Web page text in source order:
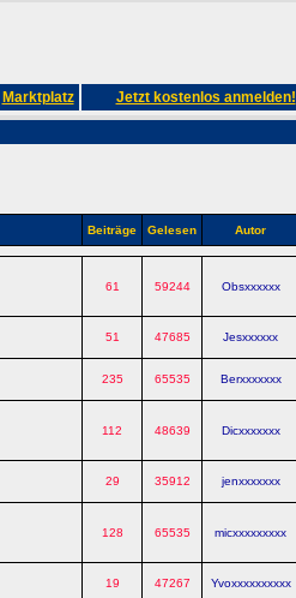
Marktplatz Jetzt kostenlos anmelden!
Beiträge Gelesen Autor
61 59244 Obsxxxxxx
51 47685 Jesxxxxxx
235 65535 Berxxxxxxx
112 48639 Dicxxxxxxx
29 35912 jenxxxxxxx
128 65535 micxxxxxxxxx
19 47267 Yvoxxxxxxxxxx